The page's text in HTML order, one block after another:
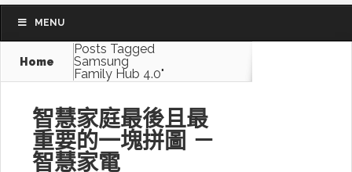
MENU
Home
Posts Tagged
Samsung
Family Hub 4.0"
智慧家庭最後且最
重要的一塊拼圖 －
智慧家電